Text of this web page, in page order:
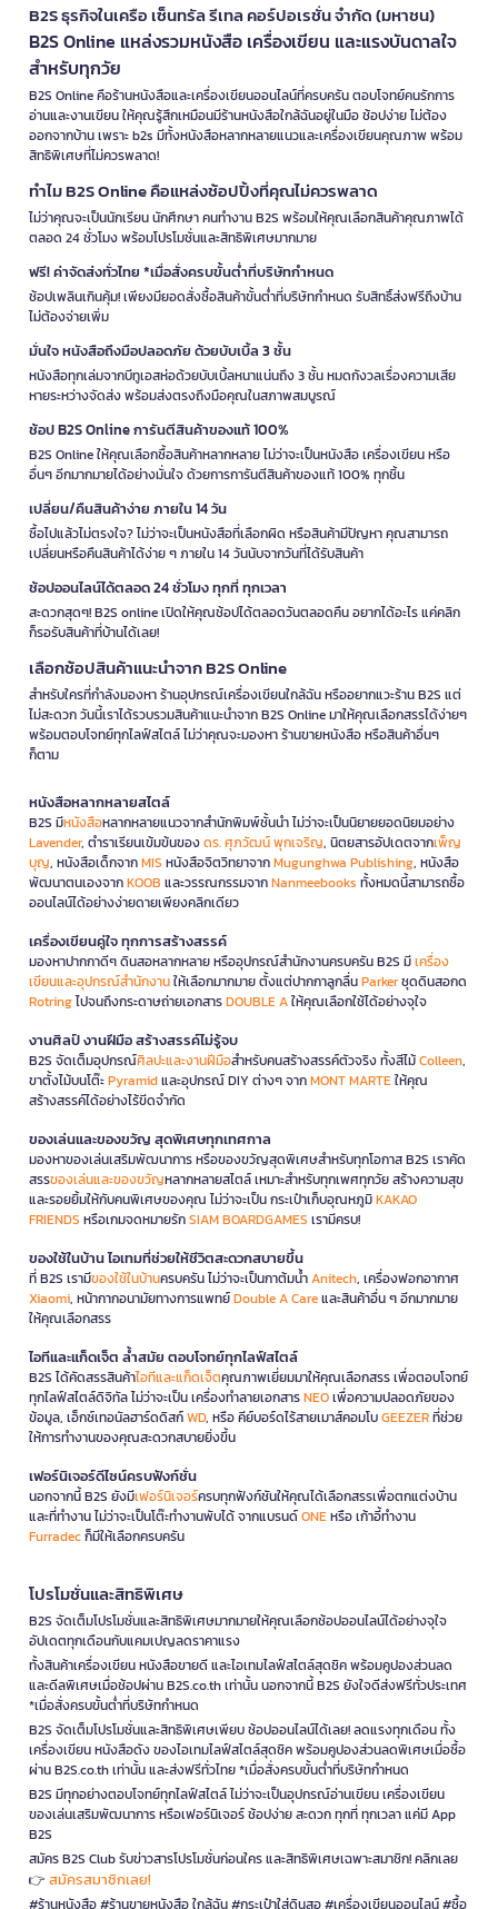
B2S ธุรกิจในเครือ เซ็นทรัล รีเทล คอร์ปอเรชั่น จำกัด (มหาชน)
B2S Online แหล่งรวมหนังสือ เครื่องเขียน และแรงบันดาลใจ
สำหรับทุกวัย
B2S Online คือร้านหนังสือและเครื่องเขียนออนไลน์ที่ครบครัน ตอบโจทย์คนรักการ
อ่านและงานเขียน ให้คุณรู้สึกเหมือนมีร้านหนังสือใกล้ฉันอยู่ในมือ ช้อปง่าย ไม่ต้อง
ออกจากบ้าน เพราะ b2s มีทั้งหนังสือหลากหลายแนวและเครื่องเขียนคุณภาพ พร้อม
สิทธิพิเศษที่ไม่ควรพลาด!
ทำไม B2S Online คือแหล่งช้อปปิ้งที่คุณไม่ควรพลาด
ไม่ว่าคุณจะเป็นนักเรียน นักศึกษา คนทำงาน B2S พร้อมให้คุณเลือกสินค้าคุณภาพได้
ตลอด 24 ชั่วโมง พร้อมโปรโมชั่นและสิทธิพิเศษมากมาย
ฟรี! ค่าจัดส่งทั่วไทย *เมื่อสั่งครบขั้นต่ำที่บริษัทกำหนด
ช้อปเพลินเกินคุ้ม! เพียงมียอดสั่งซื้อสินค้าขั้นต่ำที่บริษัทกำหนด รับสิทธิ์ส่งฟรีถึงบ้าน
ไม่ต้องจ่ายเพิ่ม
มั่นใจ หนังสือถึงมือปลอดภัย ด้วยบับเบิ้ล 3 ชั้น
หนังสือทุกเล่มจากบีทูเอสห่อด้วยบับเบิ้ลหนาแน่นถึง 3 ชั้น หมดกังวลเรื่องความเสีย
หายระหว่างจัดส่ง พร้อมส่งตรงถึงมือคุณในสภาพสมบูรณ์
ช้อป B2S Online การันตีสินค้าของแท้ 100%
B2S Online ให้คุณเลือกซื้อสินค้าหลากหลาย ไม่ว่าจะเป็นหนังสือ เครื่องเขียน หรือ
อื่นๆ อีกมากมายได้อย่างมั่นใจ ด้วยการการันตีสินค้าของแท้ 100% ทุกชิ้น
เปลี่ยน/คืนสินค้าง่าย ภายใน 14 วัน
ซื้อไปแล้วไม่ตรงใจ? ไม่ว่าจะเป็นหนังสือที่เลือกผิด หรือสินค้ามีปัญหา คุณสามารถ
เปลี่ยนหรือคืนสินค้าได้ง่าย ๆ ภายใน 14 วันนับจากวันที่ได้รับสินค้า
ช้อปออนไลน์ได้ตลอด 24 ชั่วโมง ทุกที่ ทุกเวลา
สะดวกสุดๆ! B2S online เปิดให้คุณช้อปได้ตลอดวันตลอดคืน อยากได้อะไร แค่คลิก
ก็รอรับสินค้าที่บ้านได้เลย!
เลือกช้อปสินค้าแนะนำจาก B2S Online
สำหรับใครที่กำลังมองหา ร้านอุปกรณ์เครื่องเขียนใกล้ฉัน หรืออยากแวะร้าน B2S แต่
ไม่สะดวก วันนี้เราได้รวบรวมสินค้าแนะนำจาก B2S Online มาให้คุณเลือกสรรได้ง่ายๆ
พร้อมตอบโจทย์ทุกไลฟ์สไตล์ ไม่ว่าคุณจะมองหา ร้านขายหนังสือ หรือสินค้าอื่นๆ
ก็ตาม
หนังสือหลากหลายสไตล์
B2S มีหนังสือหลากหลายแนวจากสำนักพิมพ์ชั้นนำ ไม่ว่าจะเป็นนิยายยอดนิยมอย่าง
Lavender, ตำราเรียนเข้มข้นของดร. ศุภวัฒน์ พุกเจริญ, นิตยสารอัปเดตจากเพ็ญ
บุญ, หนังสือเด็กจากMIS หนังสือจิตวิทยาจากMugunghwa Publishing, หนังสือ
พัฒนาตนเองจากKOOB และวรรณกรรมจากNanmeebooks ทั้งหมดนี้สามารถซื้อ
ออนไลน์ได้อย่างง่ายดายเพียงคลิกเดียว
เครื่องเขียนคู่ใจ ทุกการสร้างสรรค์
มองหาปากกาดีๆ ดินสอหลากหลาย หรืออุปกรณ์สำนักงานครบครัน B2S มีเครื่อง
เขียนและอุปกรณ์สำนักงานให้เลือกมากมาย ตั้งแต่ปากกาลูกลื่นParkerชุดดินสอกด
Rotringไปจนถึงกระดาษถ่ายเอกสารDOUBLE Aให้คุณเลือกใช้ได้อย่างจุใจ
งานศิลป์ งานฝีมือ สร้างสรรค์ไม่รู้จบ
B2S จัดเต็มอุปกรณ์ศิลปะและงานฝีมือสำหรับคนสร้างสรรค์ตัวจริง ทั้งสีไม้Colleen,
ขาตั้งไม้บนโต๊ะPyramidและอุปกรณ์ DIY ต่างๆ จากMONT MARTEให้คุณ
สร้างสรรค์ได้อย่างไร้ขีดจำกัด
ของเล่นและของขวัญ สุดพิเศษทุกเทศกาล
มองหาของเล่นเสริมพัฒนาการ หรือของขวัญสุดพิเศษสำหรับทุกโอกาส B2S เราคัด
สรรของเล่นและของขวัญหลากหลายสไตล์ เหมาะสำหรับทุกเพศทุกวัย สร้างความสุข
และรอยยิ้มให้กับคนพิเศษของคุณ ไม่ว่าจะเป็น กระเป๋าเก็บอุณหภูมิKAKAO
FRIENDS หรือเกมจดหมายรักSIAM BOARDGAMES เรามีครบ!
ของใช้ในบ้าน ไอเทมที่ช่วยให้ชีวิตสะดวกสบายขึ้น
ที่ B2S เรามีของใช้ในบ้านครบครัน ไม่ว่าจะเป็นกาต้มน้ำAnitech, เครื่องฟอกอากาศ
Xiaomi, หน้ากากอนามัยทางการแพทย์Double A Careและสินค้าอื่น ๆ อีกมากมาย
ให้คุณเลือกสรร
ไอทีและแก็ดเจ็ต ล้ำสมัย ตอบโจทย์ทุกไลฟ์สไตล์
B2S ได้คัดสรรสินค้าไอทีและแก็ดเจ็ตคุณภาพเยี่ยมมาให้คุณเลือกสรร เพื่อตอบโจทย์
ทุกไลฟ์สไตล์ดิจิทัล ไม่ว่าจะเป็น เครื่องทำลายเอกสารNEOเพื่อความปลอดภัยของ
ข้อมูล, เอ็กซ์เทอนัลฮาร์ดดิสก์WD, หรือ คีย์บอร์ดไร้สายเมาส์คอมโบGEEZERที่ช่วย
ให้การทำงานของคุณสะดวกสบายยิ่งขึ้น
เฟอร์นิเจอร์ดีไซน์ครบฟังก์ชั่น
นอกจากนี้ B2S ยังมีเฟอร์นิเจอร์ครบทุกฟังก์ชันให้คุณได้เลือกสรรเพื่อตกแต่งบ้าน
และที่ทำงาน ไม่ว่าจะเป็นโต๊ะทำงานพับได้ จากแบรนด์ONEหรือ เก้าอี้ทำงาน
Furradecก็มีให้เลือกครบครัน
โปรโมชั่นและสิทธิพิเศษ
B2S จัดเต็มโปรโมชั่นและสิทธิพิเศษมากมายให้คุณเลือกช้อปออนไลน์ได้อย่างจุใจ
อัปเดตทุกเดือนกับแคมเปญลดราคาแรง
ทั้งสินค้าเครื่องเขียน หนังสือขายดี และไอเทมไลฟ์สไตล์สุดชิค พร้อมคูปองส่วนลด
และดีลพิเศษเมื่อช้อปผ่าน B2S.co.th เท่านั้น นอกจากนี้ B2S ยังใจดีส่งฟรีทั่วประเทศ
*เมื่อสั่งครบขั้นต่ำที่บริษัทกำหนด
B2S จัดเต็มโปรโมชั่นและสิทธิพิเศษเพียบ ช้อปออนไลน์ได้เลย! ลดแรงทุกเดือน ทั้ง
เครื่องเขียน หนังสือดัง ของไอเทมไลฟ์สไตล์สุดชิค พร้อมคูปองส่วนลดพิเศษเมื่อซื้อ
ผ่าน B2S.co.th เท่านั้น และส่งฟรีทั่วไทย *เมื่อสั่งครบขั้นต่ำที่บริษัทกำหนด
B2S มีทุกอย่างตอบโจทย์ทุกไลฟ์สไตล์ ไม่ว่าจะเป็นอุปกรณ์อ่านเขียน เครื่องเขียน
ของเล่นเสริมพัฒนาการ หรือเฟอร์นิเจอร์ ช้อปง่าย สะดวก ทุกที่ ทุกเวลา แค่มี App
B2S
สมัคร B2S Club รับข่าวสารโปรโมชั่นก่อนใคร และสิทธิพิเศษเฉพาะสมาชิก! คลิกเลย
👉 สมัครสมาชิกเลย!
#ร้านหนังสือ #ร้านขายหนังสือ ใกล้ฉัน #กระเป๋าใส่ดินสอ #เครื่องเขียนออนไลน์ #ซื้อ